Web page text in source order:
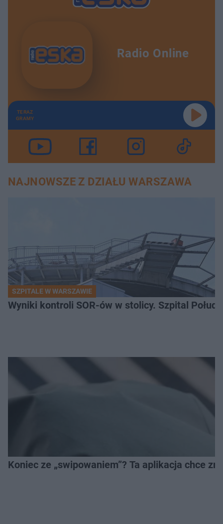
Radio Online
TERAZ
GRAMY
NAJNOWSZE Z DZIAŁU WARSZAWA
SZPITALE W WARSZAWIE
Wyniki kontroli SOR-ów w stolicy. Szpital
Koniec ze „swipowaniem”? Ta aplikacja chce